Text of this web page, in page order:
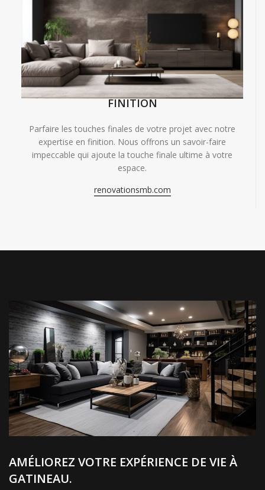
FINITION
Parfaire les touches finales de votre projet avec notre
expertise en finition. Nous offrons un savoir-faire
impeccable qui ajoute la touche finale ultime à votre
espace.
renovationsmb.com
AMÉLIOREZ VOTRE EXPÉRIENCE DE VIE À
GATINEAU.